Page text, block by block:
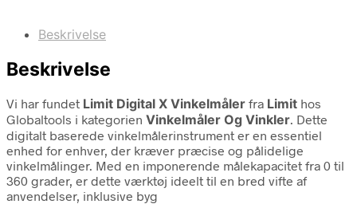
Beskrivelse
Beskrivelse
Vi har fundet Limit Digital X Vinkelmåler fra Limit hos
Globaltools i kategorien Vinkelmåler Og Vinkler. Dette
digitalt baserede vinkelmålerinstrument er en essentiel
enhed for enhver, der kræver præcise og pålidelige
vinkelmålinger. Med en imponerende målekapacitet fra 0 til
360 grader, er dette værktøj ideelt til en bred vifte af
anvendelser, inklusive byg